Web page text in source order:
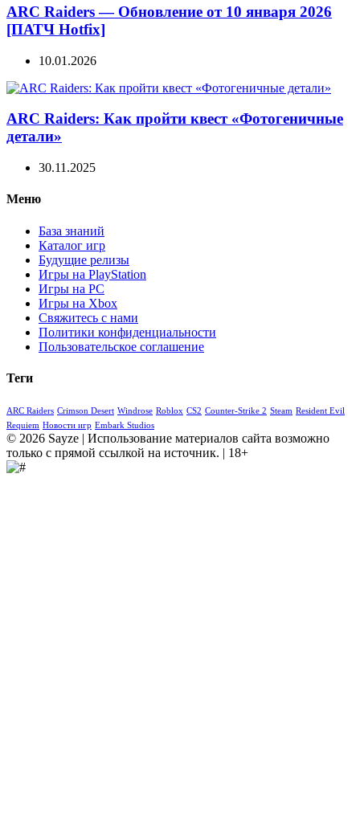
ARC Raiders — Обновление от 10 января 2026
[ПАТЧ Hotfix]
10.01.2026
ARC Raiders: Как пройти квест «Фотогеничные
детали»
30.11.2025
Меню
База знаний
Каталог игр
Будущие релизы
Игры на PlayStation
Игры на PC
Игры на Xbox
Свяжитесь с нами
Политики конфиденциальности
Пользовательское соглашение
Теги
ARC Raiders Crimson Desert Windrose Roblox CS2 Counter-Strike 2 Steam Resident Evil
Requiem Новости игр Embark Studios
© 2026 Sayze | Использование материалов сайта возможно
только с прямой ссылкой на источник. | 18+